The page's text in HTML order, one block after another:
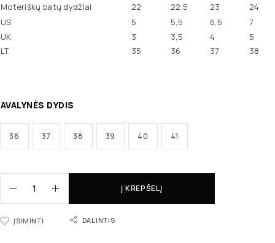
Moteriškų batų dydžiai 22 22,5 23
24
US
5 5,5 6,5
7
UK
3 3,5 4
5
LT
35 36 37 38
AVALYNĖS DYDIS
36 37 38 39 40 41
Į KREPŠELĮ
ĮSIMINTI DALINTIS